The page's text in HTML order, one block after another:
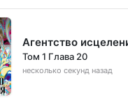
Агентство
Том 1 Глава 20
несколько секунд назад